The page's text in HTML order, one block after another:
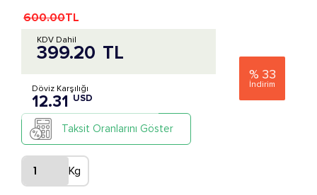
% 33
İndirim
600.00TL
399.20 TL
KDV Dahil
Döviz Karşılığı
12.31 USD
Taksit Oranlarını Göster
Kg